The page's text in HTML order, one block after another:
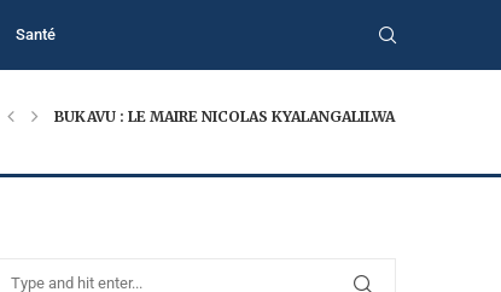
Santé
BUKAVU : LE MAIRE NICOLAS KYALANGALILWA APPELLE À...